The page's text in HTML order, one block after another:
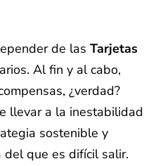
de las Tarjetas
Al fin y al cabo,
¿verdad?
llevar a la inestabilidad
sostenible y
del que es difícil salir.